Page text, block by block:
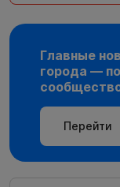
Главные
города —
Перейти